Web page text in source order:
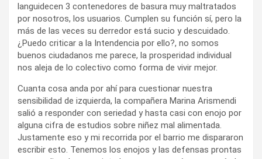
languidecen 3 contenedores de basura muy maltratados
por nosotros, los usuarios. Cumplen su función sí, pero la
más de las veces su derredor está sucio y descuidado.
¿Puedo criticar a la Intendencia por ello?, no somos
buenos ciudadanos me parece, la prosperidad individual
nos aleja de lo colectivo como forma de vivir mejor.
Cuanta cosa anda por ahí para cuestionar nuestra
sensibilidad de izquierda, la compañera Marina Arismendi
salió a responder con seriedad y hasta casi con enojo por
alguna cifra de estudios sobre niñez mal alimentada.
Justamente eso y mi recorrida por el barrio me dispararon
escribir esto. Tenemos los enojos y las defensas prontas